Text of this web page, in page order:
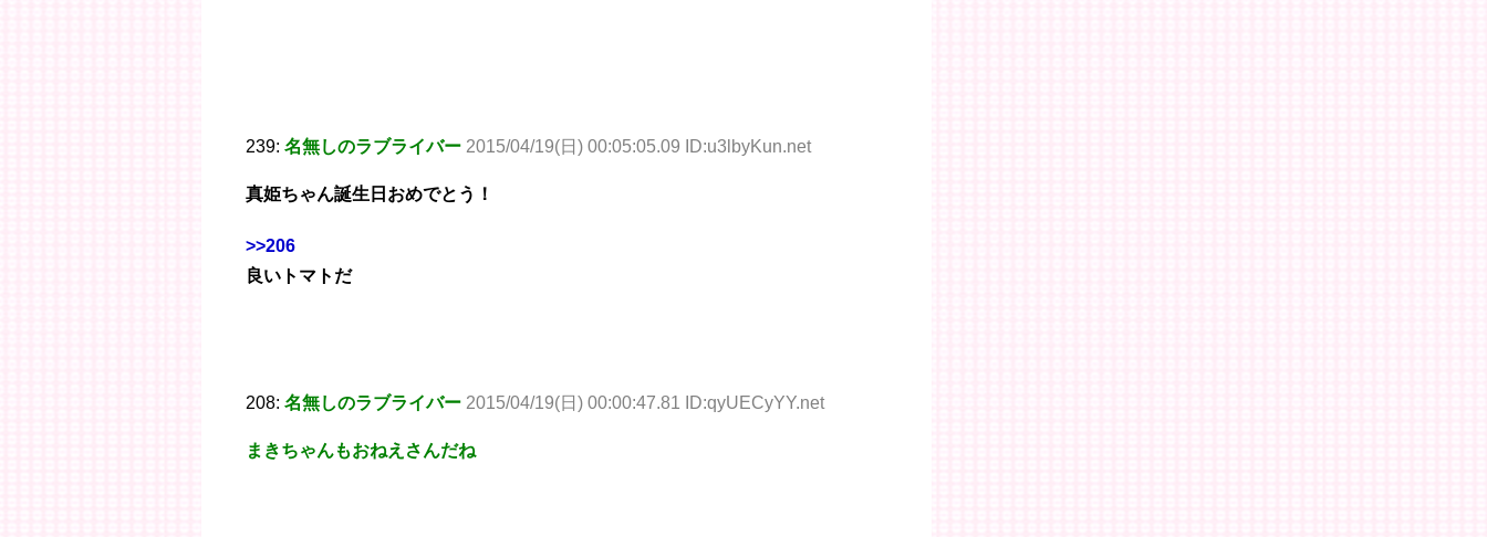
239: 名無しのラブライバー 2015/04/19(日) 00:05:05.09 ID:u3lbyKun.net
真姫ちゃん誕生日おめでとう！
>>206
良いトマトだ
208: 名無しのラブライバー 2015/04/19(日) 00:00:47.81 ID:qyUECyYY.net
まきちゃんもおねえさんだね